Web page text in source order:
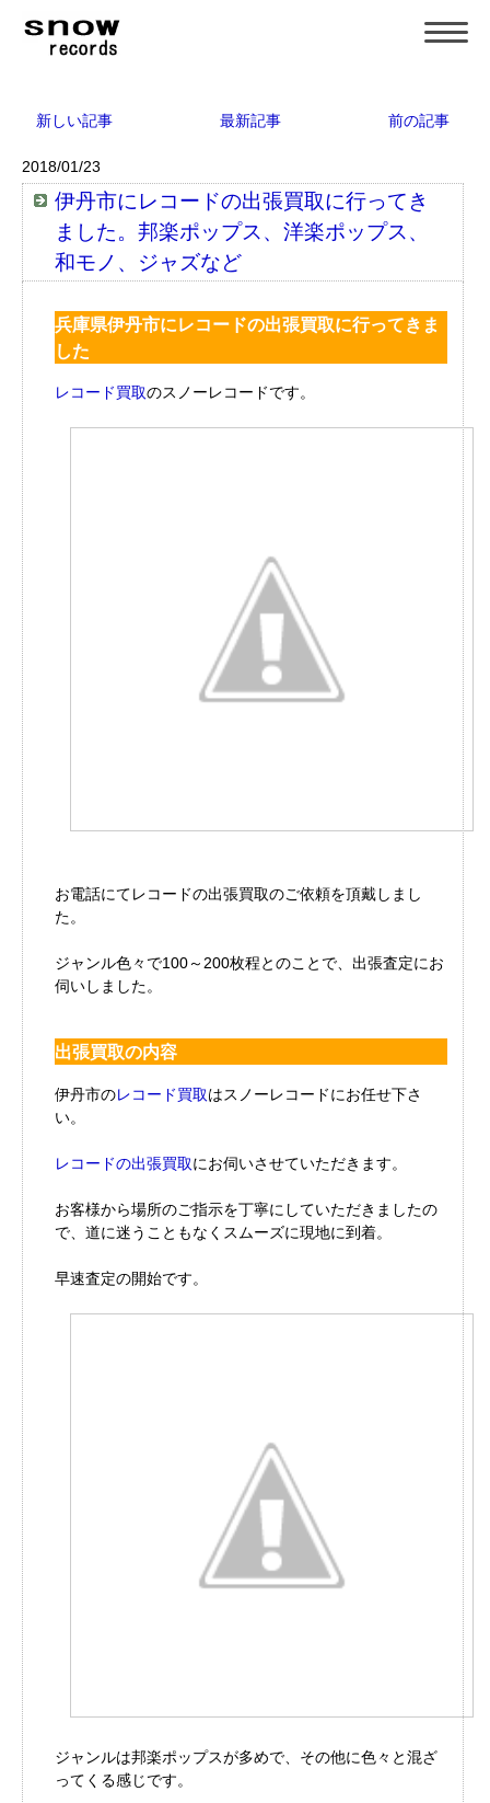
新しい記事 最新記事 前の記事
2018/01/23
伊丹市にレコードの出張買取に行ってき
ました。邦楽ポップス、洋楽ポップス、
和モノ、ジャズなど
兵庫県伊丹市にレコードの出張買取に行ってきま
した
レコード買取のスノーレコードです。
お電話にてレコードの出張買取のご依頼を頂戴しまし
た。
ジャンル色々で100～200枚程とのことで、出張査定にお
伺いしました。
出張買取の内容
伊丹市のレコード買取はスノーレコードにお任せ下さ
い。
レコードの出張買取にお伺いさせていただきます。
お客様から場所のご指示を丁寧にしていただきましたの
で、道に迷うこともなくスムーズに現地に到着。
早速査定の開始です。
ジャンルは邦楽ポップスが多めで、その他に色々と混ざ
ってくる感じです。